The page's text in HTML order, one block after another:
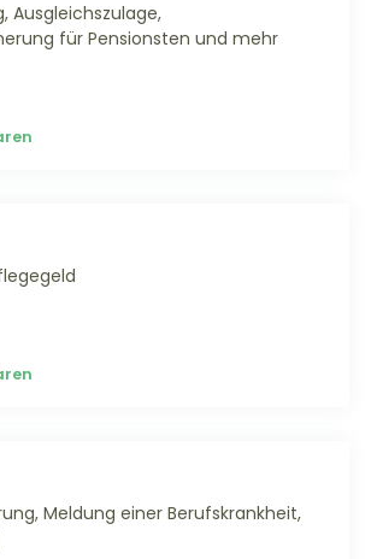
Ausgleichszulage,
für Pensionsten und mehr
Meldung einer Berufskrankheit,